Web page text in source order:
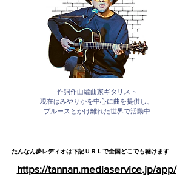
作詞作曲編曲家ギタリスト
現在はみやりかを中心に曲を提供し、
ブルースとかけ離れた世界で活動中
たんなん夢レディオは下記ＵＲＬで全国どこでも聴けます
https://tannan.mediaservice.jp/app/